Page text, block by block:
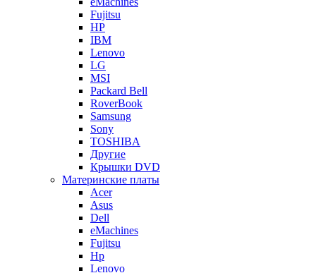
Fujitsu
HP
IBM
Lenovo
LG
MSI
Packard Bell
RoverBook
Samsung
Sony
TOSHIBA
Другие
Крышки DVD
Материнские платы
Acer
Asus
Dell
eMachines
Fujitsu
Hp
Lenovo